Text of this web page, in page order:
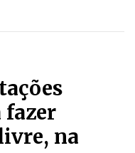
fazer
na